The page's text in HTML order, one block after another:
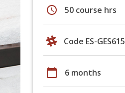
schedule 50 course hrs
Code ES-GES615
calendar_today 6 months